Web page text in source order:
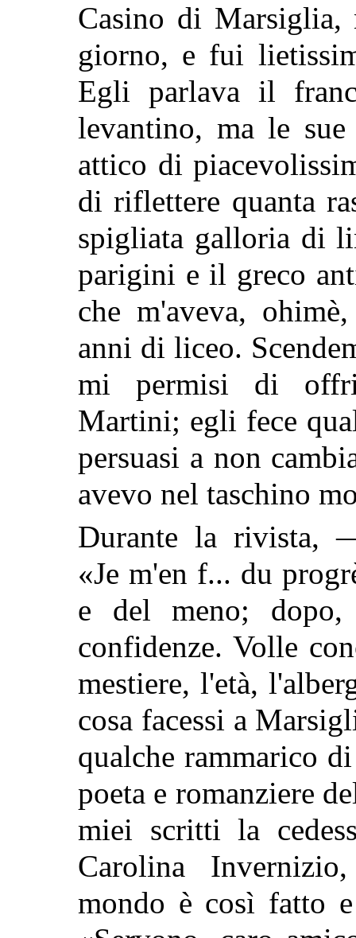
Casino di Marsiglia,
giorno, e fui
Egli parlava il
levantino, ma le
attico di
di riflettere quanta
spigliata galloria di
parigini e il greco
che m'aveva,
anni di liceo.
mi permisi di
Martini; egli fece
persuasi a non
avevo nel taschino
Durante la rivista,
«Je m'en f... du
e del meno;
confidenze. Volle
mestiere, l'età,
cosa facessi a
qualche rammarico
poeta e romanziere
miei scritti la
Carolina
mondo è così fatto